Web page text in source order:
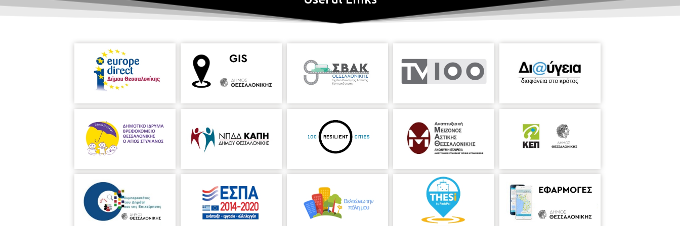
το Πρόγραμμα Συμμετοχής